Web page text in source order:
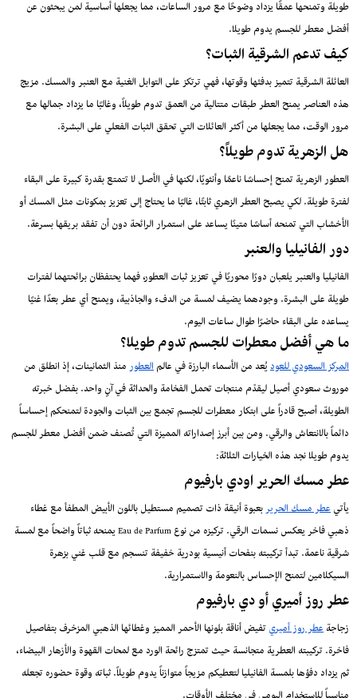
طويلة وتمنحها عمقًا يزداد وضوحًا مع مرور الساعات، مما يجعلها أساسية لمن يبحثون عن
أفضل معطر للجسم يدوم طويلا.
كيف تدعم الشرقية الثبات؟
العائلة الشرقية تتميز بدفئها وقوتها، فهي ترتكز على التوابل الغنية مع العنبر والمسك. مزيج
هذه العناصر يمنح العطر طبقات متتالية من العمق تدوم طويلاً، وغالبًا ما يزداد جمالها مع
مرور الوقت، مما يجعلها من أكثر العائلات التي تحقق الثبات الفعلي على البشرة.
هل الزهرية تدوم طويلاً؟
العطور الزهرية تمنح إحساسًا ناعمًا وأنثويًا، لكنها في الأصل لا تتمتع بقدرة كبيرة على البقاء
لفترة طويلة. لكي يصبح العطر الزهري ثابتًا، غالبًا ما يحتاج إلى تعزيز بمكونات مثل المسك أو
الأخشاب التي تمنحه أساسًا متينًا يساعد على استمرار الرائحة دون أن تفقد بريقها بسرعة.
دور الفانيليا والعنبر
الفانيليا والعنبر يلعبان دورًا محوريًا في تعزيز ثبات العطور، فهما يحتفظان برائحتهما لفترات
طويلة على البشرة. وجودهما يضيف لمسة من الدفء والجاذبية، ويمنح أي عطر بعدًا غنيًا
يساعده على البقاء حاضرًا طوال ساعات اليوم.
ما هي أفضل معطرات للجسم تدوم طويلا؟
المركز السعودي للعوديُعد من الأسماء البارزة في عالمالعطورمنذ الثمانينات، إذ انطلق من
موروث سعودي أصيل ليقدّم منتجات تحمل الفخامة والحداثة في آنٍ واحد. بفضل خبرته
الطويلة، أصبح قادراً على ابتكار معطرات للجسم تجمع بين الثبات والجودة لتمنحكم إحساساً
دائماً بالانتعاش والرقي. ومن بين أبرز إصداراته المميزة التي تُصنف ضمن أفضل معطر للجسم
يدوم طويلا نجد هذه الخيارات الثلاثة:
عطر مسك الحرير اودي بارفيوم
يأتيعطر مسك الحريربعبوة أنيقة ذات تصميم مستطيل باللون الأبيض المطفأ مع غطاء
ذهبي فاخر يعكس نسمات الرقي. تركيزه من نوع Eau de Parfum يمنحه ثباتاً واضحاً مع لمسة
شرقية ناعمة. تبدأ تركيبته بنفحات أنيسية بودرية خفيفة تنسجم مع قلب غني بزهرة
السيكلامين لتمنح الإحساس بالنعومة والاستمرارية.
عطر روز أميري أو دي بارفيوم
زجاجةعطر روز أميريتفيض أناقة بلونها الأحمر المميز وغطائها الذهبي المزخرف بتفاصيل
فاخرة. تركيبته العطرية متجانسة حيث تمتزج رائحة الورد مع لمحات القهوة والأزهار البيضاء،
ثم يزداد دفؤها بلمسة الفانيليا لتعطيكم مزيجاً متوازناً يدوم طويلاً. ثباته وقوة حضوره تجعله